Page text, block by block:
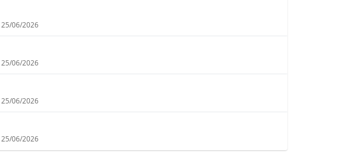
25/06/2026
25/06/2026
25/06/2026
25/06/2026